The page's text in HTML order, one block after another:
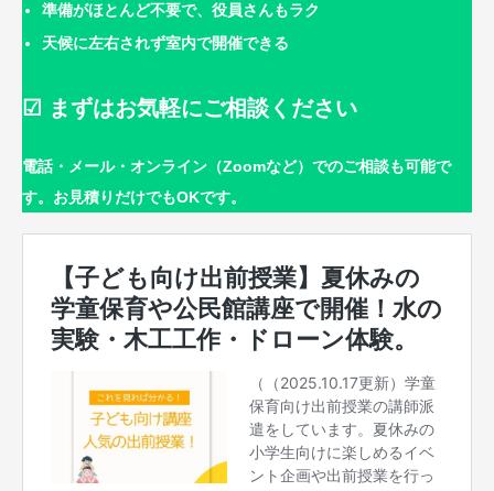
準備がほとんど不要で、役員さんもラク
天候に左右されず室内で開催できる
☑ まずはお気軽にご相談ください
電話・メール・オンライン（Zoomなど）でのご相談も可能で
す。お見積りだけでもOKです。